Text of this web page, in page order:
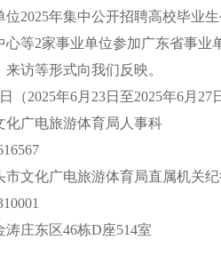
年集中公开招聘高校毕业生
等2家事业单位参加广东省事
访等形式向我们反映。
2025年6月23日至2025年6月27
广电旅游体育局人事科
文化广电旅游体育局直属机关纪
庄东区46栋D座514室